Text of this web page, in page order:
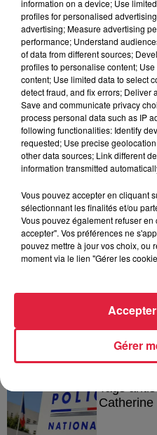
A lire également :
Les installations lumineuses
Karlsruhe
Le marché de Noël de
Un marché de Noël plus
Publié : 2 novembre 2023 à
2023 à 10h19 Celine Rinckel
A lire aussi
À Hoerdt,
robinets
Tags
information on a device; Use
profiles for personalised
advertising; Measure advertising
performance; Understand
of data from different sources;
profiles to personalise content;
content; Use limited data to select
detect fraud, and fix errors; Deliver
Save and communicate privacy
process personal data such as IP
following functionalities: Identify
requested; Use precise
other data sources; Link different
information transmitted
Vous pouvez accepter en cliquant
sélectionnant les finalités et/ou
Vous pouvez également refuser
accepter". Vos préférences ne
pouvez mettre à jour vos choix, ou
moment via le lien "Gérer les
Gérer